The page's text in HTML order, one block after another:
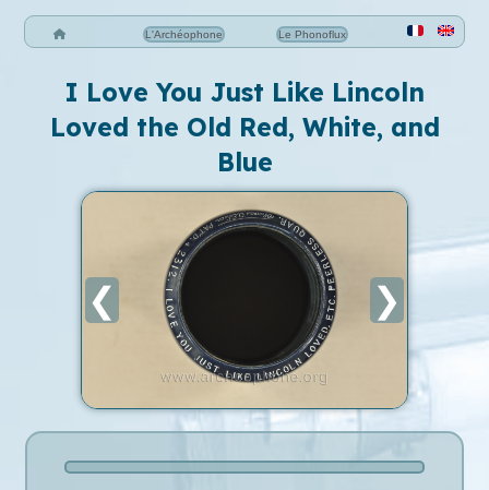
L'Archéophone Le Phonoflux
I Love You Just Like Lincoln
Loved the Old Red, White, and
Blue
❮ ❯